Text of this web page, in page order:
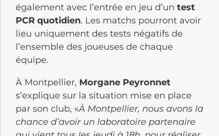
également avec l’entrée en jeu d’un test
PCR quotidien. Les matchs pourront avoir
lieu uniquement des tests négatifs de
l’ensemble des joueuses de chaque
équipe.
À Montpellier, Morgane Peyronnet
s’explique sur la situation mise en place
par son club, «À Montpellier, nous avons la
chance d’avoir un laboratoire partenaire